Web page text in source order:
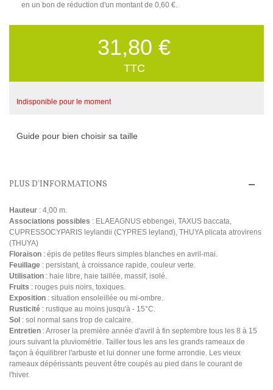
en un bon de réduction d'un montant de 0,60 €.
31,80 €
TTC
Indisponible pour le moment
Guide pour bien choisir sa taille
PLUS D'INFORMATIONS
Hauteur : 4,00 m.
Associations possibles : ELAEAGNUS ebbengei, TAXUS baccata,
CUPRESSOCYPARIS leylandii (CYPRES leyland), THUYA plicata atrovirens
(THUYA)
Floraison : épis de petites fleurs simples blanches en avril-mai.
Feuillage : persistant, à croissance rapide, couleur verte.
Utilisation : haie libre, haie taillée, massif, isolé.
Fruits : rouges puis noirs, toxiques.
Exposition : situation ensoleillée ou mi-ombre.
Rusticité : rustique au moins jusqu'à - 15°C.
Sol : sol normal sans trop de calcaire.
Entretien : Arroser la première année d'avril à fin septembre tous les 8 à 15
jours suivant la pluviométrie. Tailler tous les ans les grands rameaux de
façon à équilibrer l'arbuste et lui donner une forme arrondie. Les vieux
rameaux dépérissants peuvent être coupés au pied dans le courant de
l'hiver.